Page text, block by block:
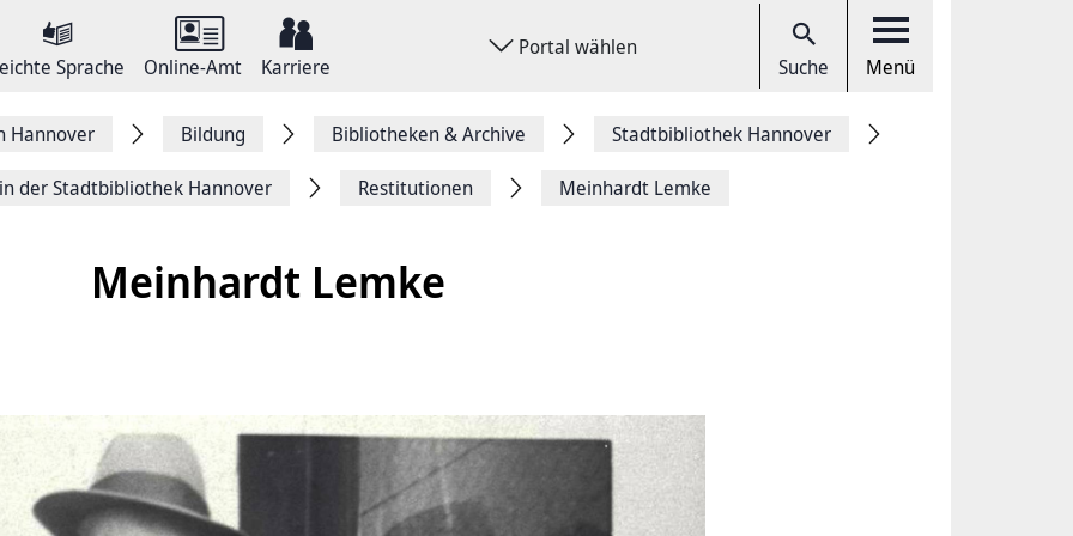
Sprache Online-Amt Karriere
Portal wählen
Suche Menü
Hannover Bildung Bibliotheken & Archive Stadtbibliothek Hannover
der Stadtbibliothek Hannover Restitutionen Meinhardt Lemke
Meinhardt Lemke